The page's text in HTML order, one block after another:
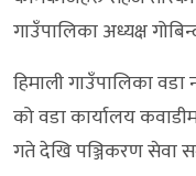
गाउँपालिका अध्यक्ष
हिमाली गाउँपालिका
को वडा कार्यालय
गते देखि पञ्जिकरण सेवा